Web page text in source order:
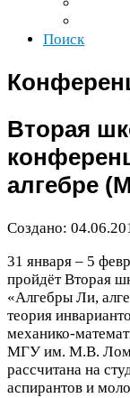
Поиск
Вторая
алгебре (
Создано: 04.06.
31 января – 5
пройдёт Вторая
«Алгебры Ли,
теория
механико-​
МГУ им. М.В.
расcчитана на
аспирантов и